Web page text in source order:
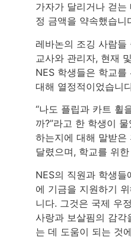
가자가 달리거나 걷
정 금액을 약속했습니
레바논의 조깅 사람
교사와 관리자, 현재
NES 학생들은 학교
대해 열정적이었습니
“나도 플립과 카트 휠
까?”라고 한 학생이
하는지에 대해 말받
달렸으며, 학교를 위
NES의 직원과 학생
에 기금을 지원하기
니다. 그것은 국제 우
사랑과 보살핌의 감각
는 데 도움이 되는 것